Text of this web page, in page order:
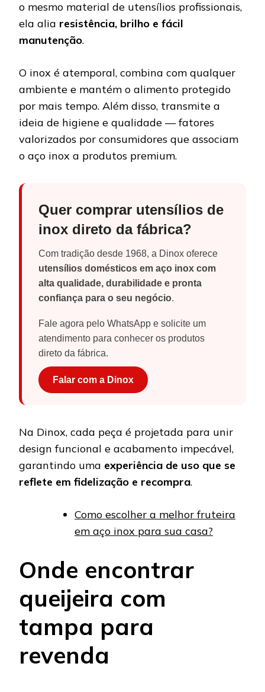
o mesmo material de utensílios profissionais,
ela alia resistência, brilho e fácil
manutenção.
O inox é atemporal, combina com qualquer
ambiente e mantém o alimento protegido
por mais tempo. Além disso, transmite a
ideia de higiene e qualidade — fatores
valorizados por consumidores que associam
o aço inox a produtos premium.
Quer comprar utensílios de
inox direto da fábrica?
Com tradição desde 1968, a Dinox oferece
utensílios domésticos em aço inox com
alta qualidade, durabilidade e pronta
confiança para o seu negócio.
Fale agora pelo WhatsApp e solicite um
atendimento para conhecer os produtos
direto da fábrica.
Falar com a Dinox
Na Dinox, cada peça é projetada para unir
design funcional e acabamento impecável,
garantindo uma experiência de uso que se
reflete em fidelização e recompra.
Como escolher a melhor fruteira
em aço inox para sua casa?
Onde encontrar
queijeira com
tampa para
revenda